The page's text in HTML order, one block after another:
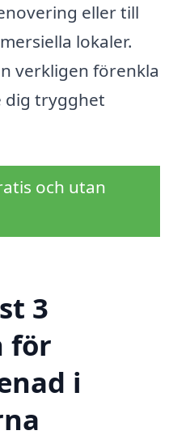
eller till
lokaler.
verkligen förenkla
dig trygghet
och utan
3
för
i